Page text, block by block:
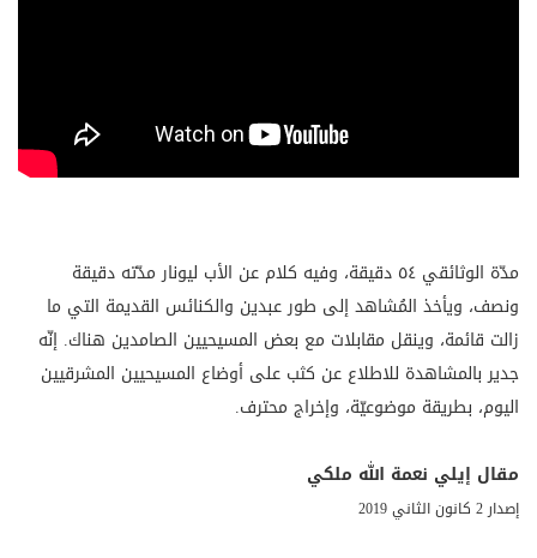
مدّة الوثائقي ٥٤ دقيقة، وفيه كلام عن الأب ليونار مدّته دقيقة
ونصف، ويأخذ المُشاهد إلى طور عبدين والكنائس القديمة التي ما
زالت قائمة، وينقل مقابلات مع بعض المسيحيين الصامدين هناك. إنّه
جدير بالمشاهدة للاطلاع عن كثب على أوضاع المسيحيين المشرقيين
اليوم، بطريقة موضوعيّة، وإخراج محترف.
مقال إيلي نعمة الله ملكي
إصدار 2 كانون الثاني 2019